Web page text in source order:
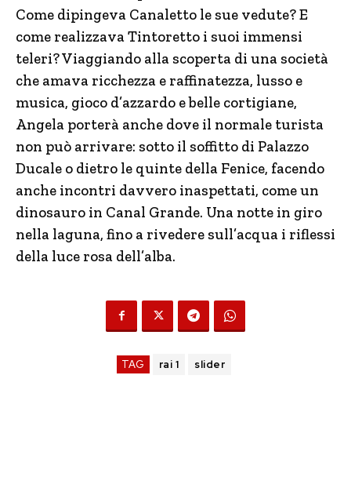
Come dipingeva Canaletto le sue vedute? E
come realizzava Tintoretto i suoi immensi
teleri? Viaggiando alla scoperta di una società
che amava ricchezza e raffinatezza, lusso e
musica, gioco d’azzardo e belle cortigiane,
Angela porterà anche dove il normale turista
non può arrivare: sotto il soffitto di Palazzo
Ducale o dietro le quinte della Fenice, facendo
anche incontri davvero inaspettati, come un
dinosauro in Canal Grande. Una notte in giro
nella laguna, fino a rivedere sull’acqua i riflessi
della luce rosa dell’alba.
TAG rai 1 slider